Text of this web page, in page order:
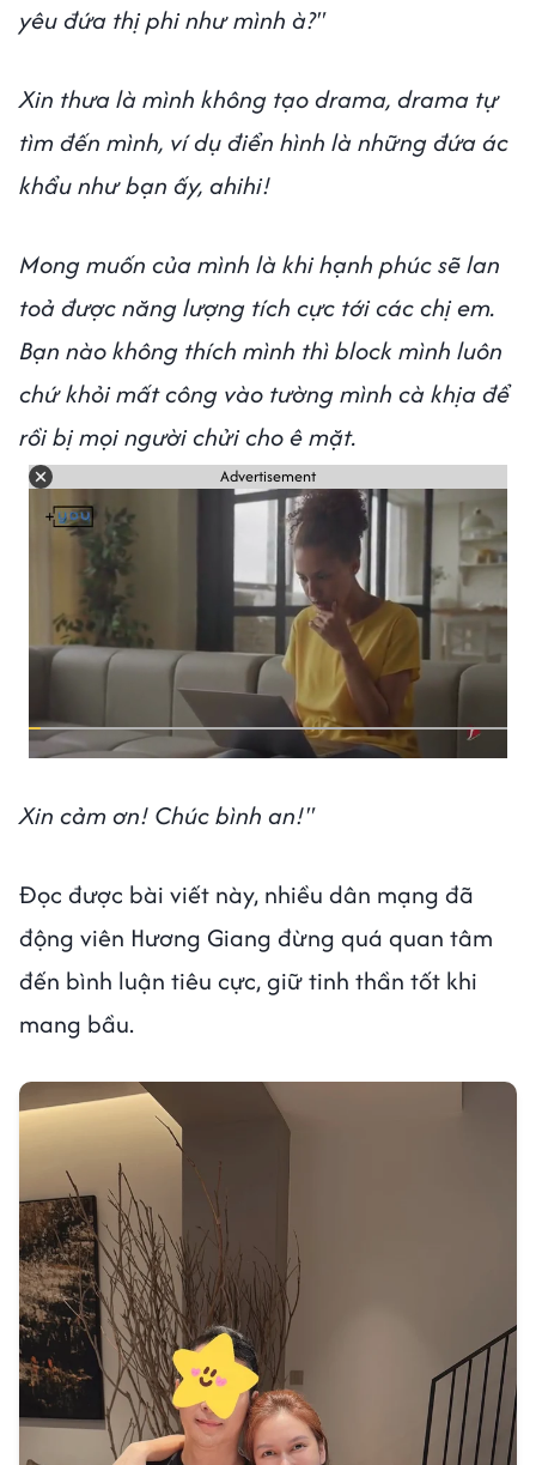
yêu đứa thị phi như mình à?"
Xin thưa là mình không tạo drama, drama tự
tìm đến mình, ví dụ điển hình là những đứa ác
khẩu như bạn ấy, ahihi!
Mong muốn của mình là khi hạnh phúc sẽ lan
toả được năng lượng tích cực tới các chị em.
Bạn nào không thích mình thì block mình luôn
chứ khỏi mất công vào tường mình cà khịa để
rồi bị mọi người chửi cho ê mặt.
Advertisement
Xin cảm ơn! Chúc bình an!"
Đọc được bài viết này, nhiều dân mạng đã
động viên Hương Giang đừng quá quan tâm
đến bình luận tiêu cực, giữ tinh thần tốt khi
mang bầu.